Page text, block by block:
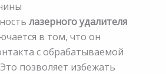
лазерного удалителя
в том, что он
с обрабатываемой
позволяет избежать